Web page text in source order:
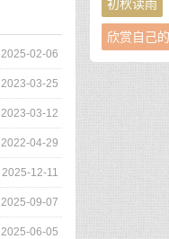
2025-02-06
2023-03-25
2023-03-12
2022-04-29
2025-12-11
2025-09-07
2025-06-05
初秋读雨
欣赏自己